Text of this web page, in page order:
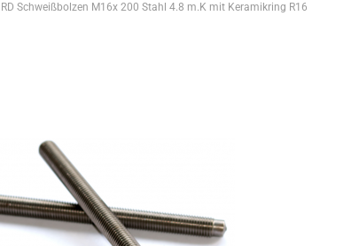
RD Schweißbolzen M16x 200 Stahl 4.8 m.K mit Keramikring R16